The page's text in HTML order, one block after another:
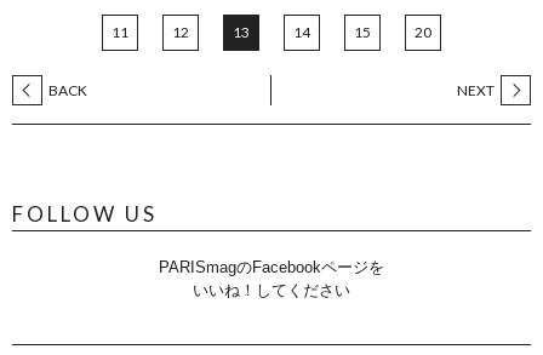
BACK
11 12 13 14 15 20
NEXT
FOLLOW US
PARISmagのFacebookページを
いいね！してください